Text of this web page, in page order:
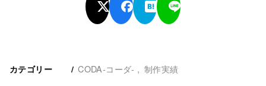
カテゴリー CODA‐コーダ‐ 制作実績